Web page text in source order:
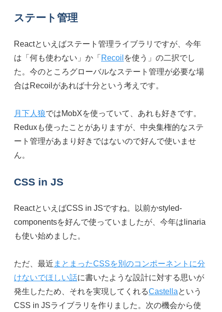
ステート管理
Reactといえばステート管理ライブラリですが、今年
は「何も使わない」か「 Recoil を使う」の二択でし
た。今のところグローバルなステート管理が必要な場
合はRecoilがあれば十分という考えです。
月下人狼ではMobXを使っていて、あれも好きです。
Reduxも使ったことがありますが、中央集権的なステ
ート管理があまり好きではないので好んで使いませ
ん。
CSS in JS
ReactといえばCSS in JSですね。以前かstyled-
componentsを好んで使っていましたが、今年はlinaria
も使い始めました。
ただ、最近 まとまったCSSを別のコンポーネントに分
けないでほしい話に書いたような設計に対する思いが
発生したため、それを実現してくれるCastellaという
CSS in JSライブラリを作りました。次の機会から使